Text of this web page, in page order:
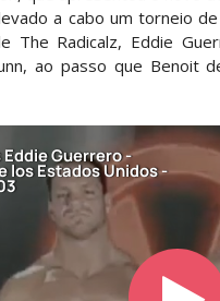
a cabo um torneio
The Radicalz, Eddie
ao passo que Benoit